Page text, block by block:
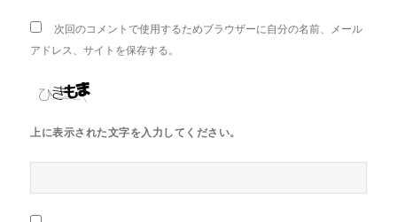
次回のコメントで使用するためブラウザーに自分の名前、メール
アドレス、サイトを保存する。
上に表示された文字を入力してください。